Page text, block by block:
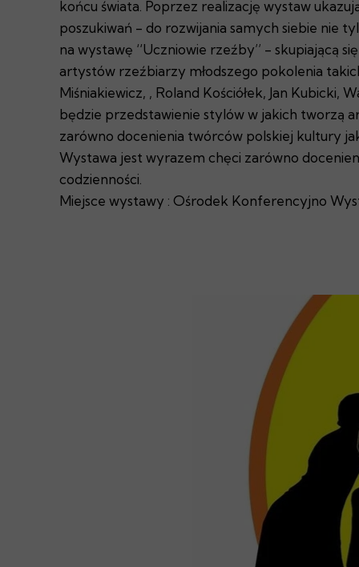
końcu świata. Poprzez realizację wystaw
poszukiwań - do rozwijania samych siebie nie
na wystawę ‘‘Uczniowie rzeźby’’ - skupiającą
artystów rzeźbiarzy młodszego pokolenia
Miśniakiewicz, , Roland Kościółek, Jan
będzie przedstawienie stylów w jakich tworzą
zarówno docenienia twórców polskiej kultury
Wystawa jest wyrazem chęci zarówno
codzienności.
Miejsce wystawy : Ośrodek Konferencyjno